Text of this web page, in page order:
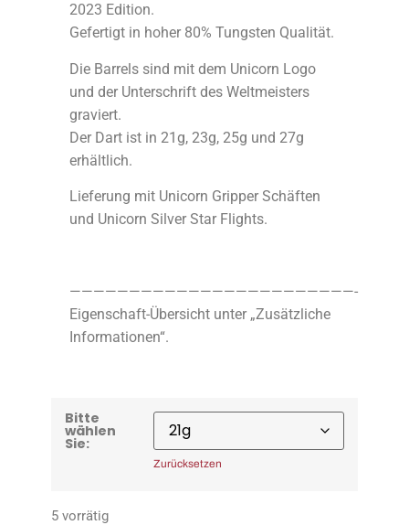
2023 Edition.
Gefertigt in hoher 80% Tungsten Qualität.
Die Barrels sind mit dem Unicorn Logo
und der Unterschrift des Weltmeisters
graviert.
Der Dart ist in 21g, 23g, 25g und 27g
erhältlich.
Lieferung mit Unicorn Gripper Schäften
und Unicorn Silver Star Flights.
————————————————————————-
Eigenschaft-Übersicht unter „Zusätzliche
Informationen“.
Bitte
wählen
Sie:
Zurücksetzen
5 vorrätig